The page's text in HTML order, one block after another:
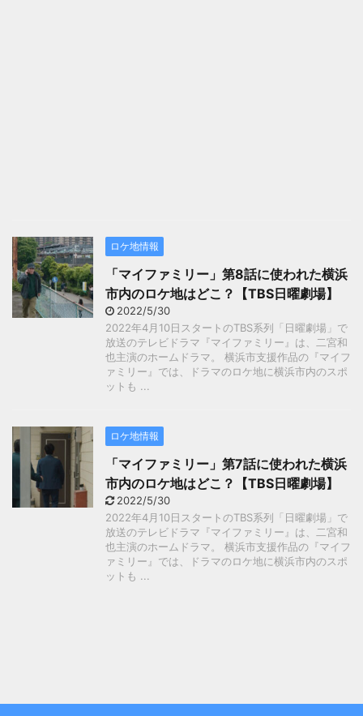
ロケ地情報
「マイファミリー」第8話に使われた横浜
市内のロケ地はどこ？【TBS日曜劇場】
2022/5/30
2022年4月10日スタートのTBS系列「日曜劇場」で
放送のテレビドラマ『マイファミリー』は、二宮和
也主演のホームドラマ。 横浜市支援作品の『マイフ
ァミリー』では、ドラマのロケ地に横浜市内のスポ
ットも ...
ロケ地情報
「マイファミリー」第7話に使われた横浜
市内のロケ地はどこ？【TBS日曜劇場】
2022/5/30
2022年4月10日スタートのTBS系列「日曜劇場」で
放送のテレビドラマ『マイファミリー』は、二宮和
也主演のホームドラマ。 横浜市支援作品の『マイフ
ァミリー』では、ドラマのロケ地に横浜市内のスポ
ットも ...